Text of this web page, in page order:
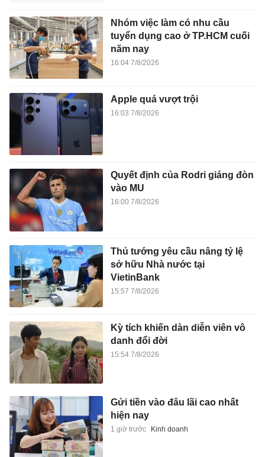
Nhóm việc làm có nhu cầu
tuyển dụng cao ở TP.HCM cuối
năm nay
16:04 7/8/2026
Apple quá vượt trội
16:03 7/8/2026
Quyết định của Rodri giáng đòn
vào MU
16:00 7/8/2026
Thủ tướng yêu cầu nâng tỷ lệ
sở hữu Nhà nước tại
VietinBank
15:57 7/8/2026
Kỳ tích khiến dàn diễn viên vô
danh đổi đời
15:54 7/8/2026
Gửi tiền vào đâu lãi cao nhất
hiện nay
1 giờ trước Kinh doanh